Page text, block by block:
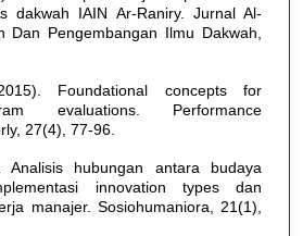
dakwah IAIN Ar-Raniry. Jurnal Al-
Dan Pengembangan Ilmu Dakwah,
Foundational concepts for
evaluations. Performance
27(4), 77-96.
hubungan antara budaya
innovation types dan
manajer. Sosiohumaniora, 21(1),